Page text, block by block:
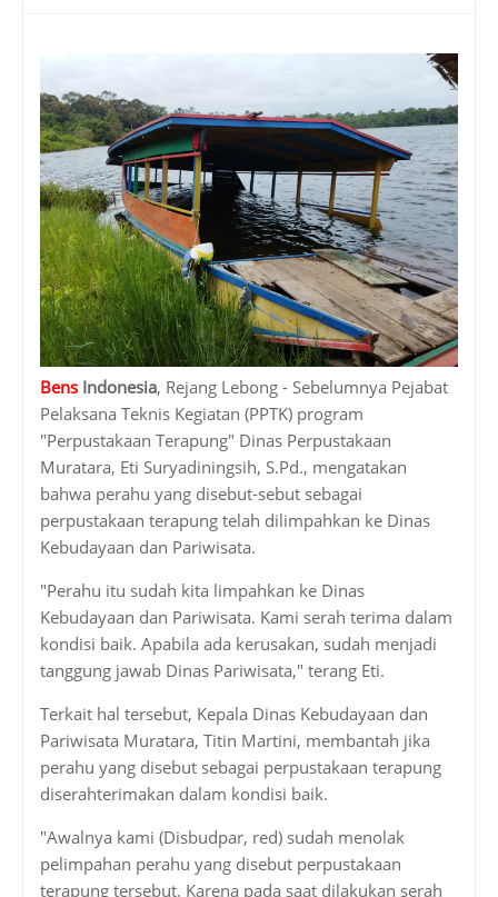
Bens Indonesia, Rejang Lebong - Sebelumnya Pejabat
Pelaksana Teknis Kegiatan (PPTK) program
"Perpustakaan Terapung" Dinas Perpustakaan
Muratara, Eti Suryadiningsih, S.Pd., mengatakan
bahwa perahu yang disebut-sebut sebagai
perpustakaan terapung telah dilimpahkan ke Dinas
Kebudayaan dan Pariwisata.
"Perahu itu sudah kita limpahkan ke Dinas
Kebudayaan dan Pariwisata. Kami serah terima dalam
kondisi baik. Apabila ada kerusakan, sudah menjadi
tanggung jawab Dinas Pariwisata," terang Eti.
Terkait hal tersebut, Kepala Dinas Kebudayaan dan
Pariwisata Muratara, Titin Martini, membantah jika
perahu yang disebut sebagai perpustakaan terapung
diserahterimakan dalam kondisi baik.
"Awalnya kami (Disbudpar, red) sudah menolak
pelimpahan perahu yang disebut perpustakaan
terapung tersebut. Karena pada saat dilakukan serah